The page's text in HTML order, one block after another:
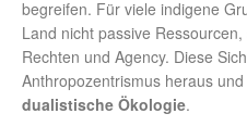
begreifen. Für viele indigene
Land nicht passive
Rechten und Agency. Diese
Anthropozentrismus heraus
dualistische Ökologie.